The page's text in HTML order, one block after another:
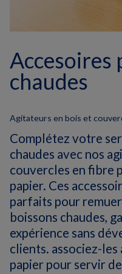
Accesoires
chaudes
Agitateurs en bois et
Complétez votre
chaudes avec nos
couvercles en fibre
papier. Ces
parfaits pour
boissons chaudes,
expérience sans
clients. associez-les
papier pour servir